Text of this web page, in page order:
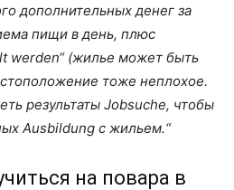
дополнительных денег за
пищи в день, плюс
werden“ (жилье может быть
тоже неплохое.
результаты Jobsuche, чтобы
Ausbildung с жильем.
на повара в